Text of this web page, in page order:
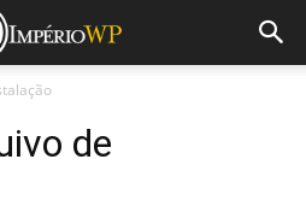
de